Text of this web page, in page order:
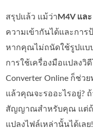
สรุปแล้ว แม้ว่า M4V แล
ความเข้ากันได้และการ
หากคุณไม่ถนัดใช้รูปแบบ
การใช้เครื่องมือแปลงวิ
Converter Online ก็ช่
แล้วคุณจะรออะไรอยู่?
สัญญาณสำหรับคุณ แต่ถ้
แปลงไฟล์เหล่านั้นได้เลย!